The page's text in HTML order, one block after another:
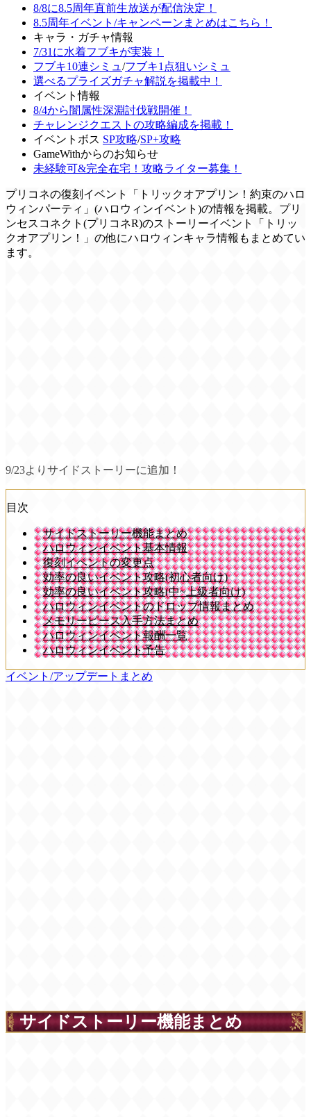
8/8に8.5周年直前生放送が配信決定！
8.5周年イベント/キャンペーンまとめはこちら！
キャラ・ガチャ情報
7/31に水着フブキが実装！
フブキ10連シミュ /フブキ1点狙いシミュ
選べるプライズガチャ解説を掲載中！
イベント情報
8/4から闇属性深淵討伐戦開催！
チャレンジクエストの攻略編成を掲載！
イベントボス SP攻略/SP+攻略
GameWithからのお知らせ
未経験可&完全在宅！攻略ライター募集！
プリコネの復刻イベント「トリックオアプリン！約束のハロ
ウィンパーティ」(ハロウィンイベント)の情報を掲載。プリ
ンセスコネクト(プリコネR)のストーリーイベント「トリッ
クオアプリン！」の他にハロウィンキャラ情報もまとめてい
ます。
9/23よりサイドストーリーに追加！
目次
サイドストーリー機能まとめ
ハロウィンイベント基本情報
復刻イベントの変更点
効率の良いイベント攻略(初心者向け)
効率の良いイベント攻略(中~上級者向け)
ハロウィンイベントのドロップ情報まとめ
メモリーピース入手方法まとめ
ハロウィンイベント報酬一覧
ハロウィンイベント予告
イベント/アップデートまとめ
サイドストーリー機能まとめ